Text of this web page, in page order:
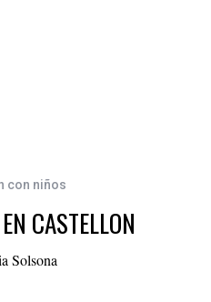
con niños
CASTELLON
Solsona